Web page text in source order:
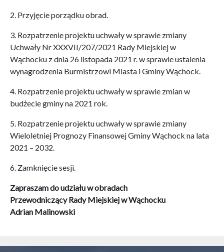
2. Przyjęcie porządku obrad.
3. Rozpatrzenie projektu uchwały w sprawie zmiany
Uchwały Nr XXXVII/207/2021 Rady Miejskiej w
Wąchocku z dnia 26 listopada 2021 r. w sprawie ustalenia
wynagrodzenia Burmistrzowi Miasta i Gminy Wąchock.
4. Rozpatrzenie projektu uchwały w sprawie zmian w
budżecie gminy na 2021 rok.
5. Rozpatrzenie projektu uchwały w sprawie zmiany
Wieloletniej Prognozy Finansowej Gminy Wąchock na lata
2021 – 2032.
6. Zamknięcie sesji.
Zapraszam do udziału w obradach
Przewodniczący Rady Miejskiej w Wąchocku
Adrian Malinowski